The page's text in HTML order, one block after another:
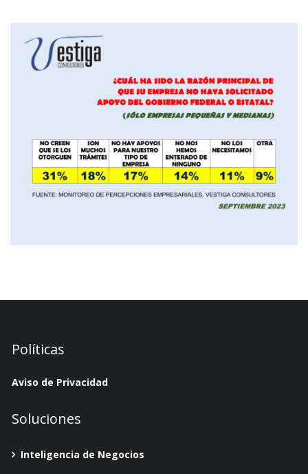
Políticas
Aviso de Privacidad
Soluciones
Inteligencia de Negocios